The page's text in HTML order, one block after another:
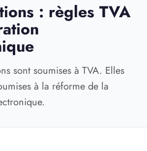
: règles TVA
sont soumises à TVA. Elles
à la réforme de la